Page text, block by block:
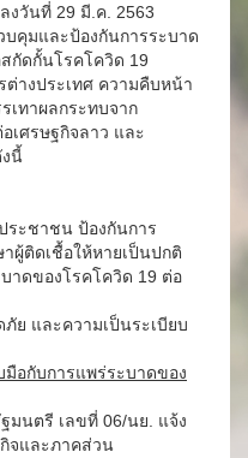
งวันที่ 29 มี.ค. 2563
บคุมและป้องกันการระบาด
กัดกั้นโรคโควิด 19
างประเทศ ความคืบหน้า
เทาผลกระทบจาก
เศรษฐกิจลาว และ
นี้
ะชาชน ป้องกันการ
ผู้ติดเชื้อให้หายเป็นปกติ
าดของโรคโควิด 19 ต่อ
ย และความเป็นระเบียบ
อกับการแพร่ระบาดของ
มนตรี เลขที่ 06/นย. แจ้ง
จและภาคส่วน